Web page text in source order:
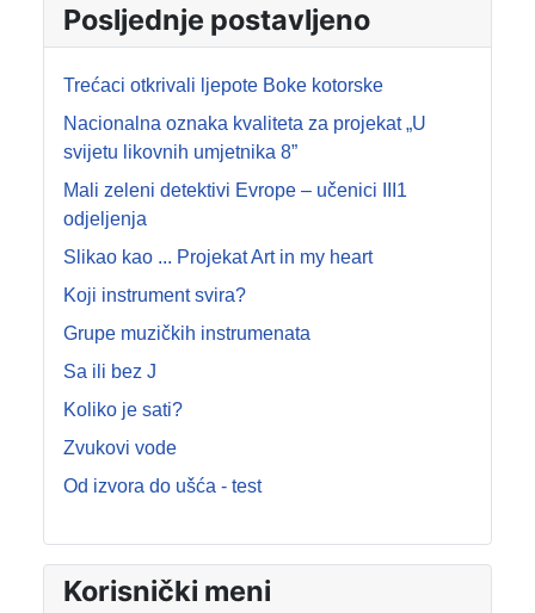
Posljednje postavljeno
Trećaci otkrivali ljepote Boke kotorske
Nacionalna oznaka kvaliteta za projekat „U
svijetu likovnih umjetnika 8”
Mali zeleni detektivi Evrope – učenici III1
odjeljenja
Slikao kao ... Projekat Art in my heart
Koji instrument svira?
Grupe muzičkih instrumenata
Sa ili bez J
Koliko je sati?
Zvukovi vode
Od izvora do ušća - test
Korisnički meni